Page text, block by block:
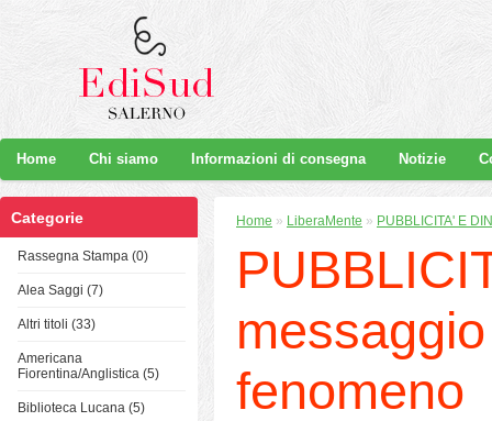
Home Chi siamo Informazioni di consegna Notizie
Categorie
Rassegna Stampa (0)
Alea Saggi (7)
Altri titoli (33)
Americana
Fiorentina/Anglistica (5)
Biblioteca Lucana (5)
Home » LiberaMente » PUBBLICITA' E
fenomeno